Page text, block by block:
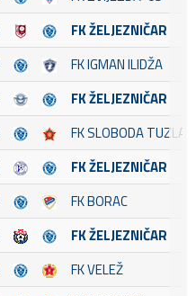
FK ŽELJEZNIČAR
FK IGMAN ILIDŽA
FK ŽELJEZNIČAR
FK SLOBODA TUZLA
FK ŽELJEZNIČAR
FK BORAC
FK ŽELJEZNIČAR
FK VELEŽ